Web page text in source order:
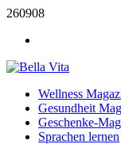
Zum
springen
260908
Bella Vita Wellness
Wellness Sport und
Wellness
Gesundheit
Geschenke-
Sprachen lernen